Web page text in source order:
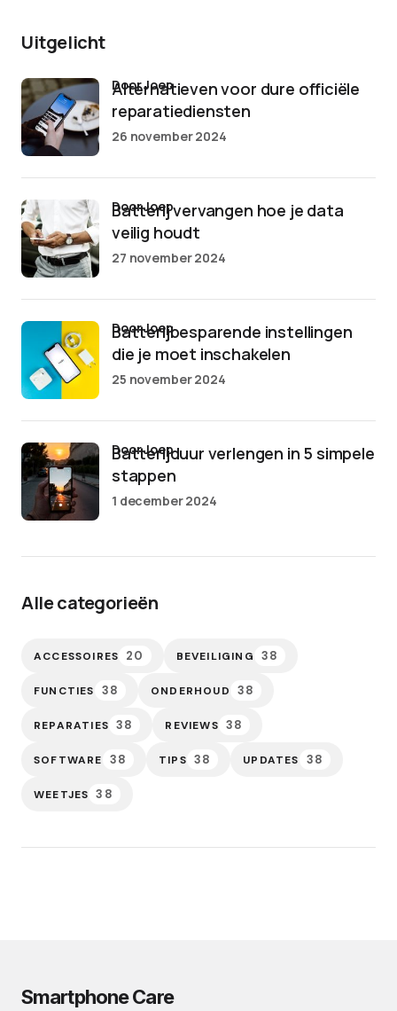
Uitgelicht
Alternatieven voor dure officiële
reparatiediensten
door Joep
26 november 2024
Batterij vervangen hoe je data
veilig houdt
door Joep
27 november 2024
Batterijbesparende instellingen
die je moet inschakelen
door Joep
25 november 2024
Batterijduur verlengen in 5 simpele
stappen
door Joep
1 december 2024
Alle categorieën
ACCESSOIRES 20 BEVEILIGING 38
FUNCTIES 38 ONDERHOUD 38
REPARATIES 38 REVIEWS 38
SOFTWARE 38 TIPS 38 UPDATES 38
WEETJES 38
Smartphone Care